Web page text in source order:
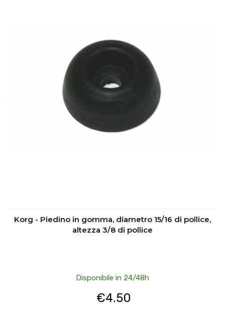
Korg - Piedino in gomma, diametro 15/16 di pollice,
altezza 3/8 di pollice
Disponibile in 24/48h
€4.50